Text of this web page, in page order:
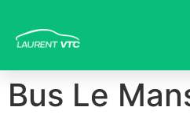
Bus Le